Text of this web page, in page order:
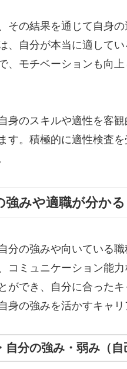
その結果を通じて自身
、自分が本当に適して
、モチベーションも向
身のスキルや適性を客
す。積極的に適性検査
強みや適職が分かる
分の強みや向いている
コミュニケーション能
ができ、自分に合った
身の強みを活かすキャ
分の強み・弱み（自